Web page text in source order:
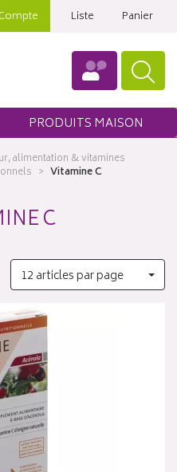
Liste Panier
PRODUITS MAISON
alimentation & vitamines
Vitamine C
C
12 articles par page